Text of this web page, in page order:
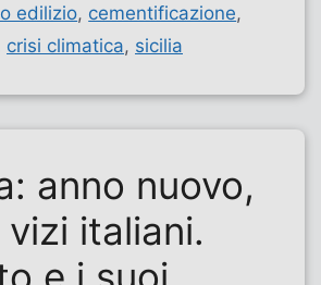
edilizio, cementificazione,
crisi climatica, sicilia
anno nuovo,
italiani.